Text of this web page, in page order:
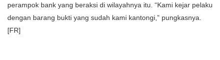
perampok bank yang beraksi di wilayahnya itu. “Kami kejar pelaku
dengan barang bukti yang sudah kami kantongi,” pungkasnya.
[FR]